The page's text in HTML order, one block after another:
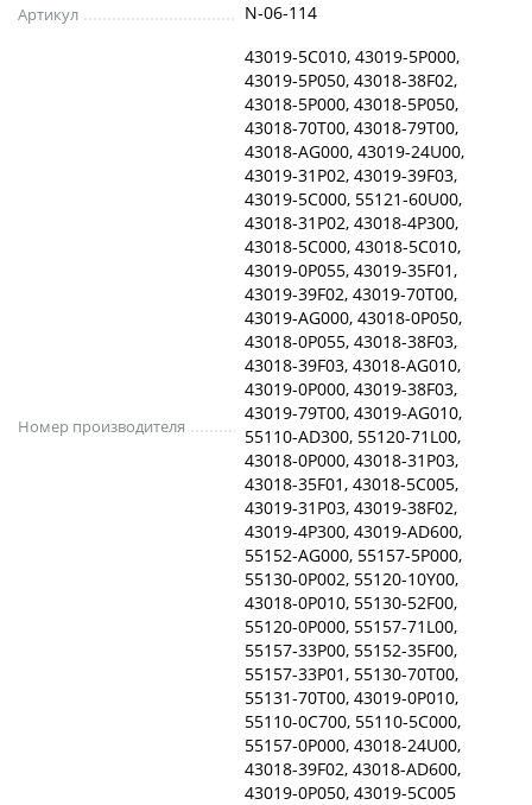
Артикул N-06-114
Номер производителя
43019-5C010, 43019-5P000,
43019-5P050, 43018-38F02,
43018-5P000, 43018-5P050,
43018-70T00, 43018-79T00,
43018-AG000, 43019-24U00,
43019-31P02, 43019-39F03,
43019-5C000, 55121-60U00,
43018-31P02, 43018-4P300,
43018-5C000, 43018-5C010,
43019-0P055, 43019-35F01,
43019-39F02, 43019-70T00,
43019-AG000, 43018-0P050,
43018-0P055, 43018-38F03,
43018-39F03, 43018-AG010,
43019-0P000, 43019-38F03,
43019-79T00, 43019-AG010,
55110-AD300, 55120-71L00,
43018-0P000, 43018-31P03,
43018-35F01, 43018-5C005,
43019-31P03, 43019-38F02,
43019-4P300, 43019-AD600,
55152-AG000, 55157-5P000,
55130-0P002, 55120-10Y00,
43018-0P010, 55130-52F00,
55120-0P000, 55157-71L00,
55157-33P00, 55152-35F00,
55157-33P01, 55130-70T00,
55131-70T00, 43019-0P010,
55110-0C700, 55110-5C000,
55157-0P000, 43018-24U00,
43018-39F02, 43018-AD600,
43019-0P050, 43019-5C005